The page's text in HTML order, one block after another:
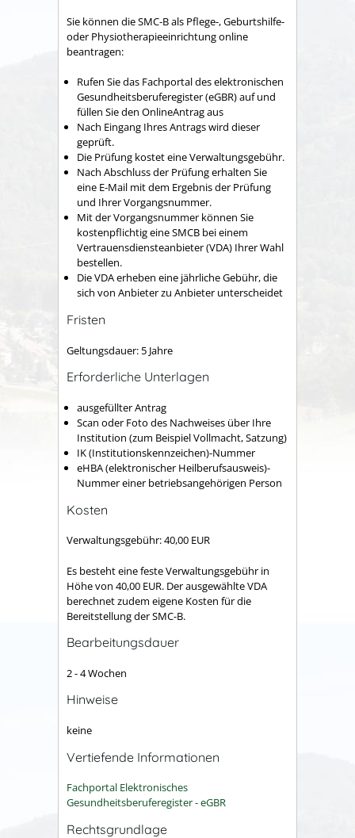
Sie können die SMC-B als Pflege-, Geburtshilfe-
oder Physiotherapieeinrichtung online
beantragen:
Rufen Sie das Fachportal des elektronischen
Gesundheitsberuferegister (eGBR) auf und
füllen Sie den OnlineAntrag aus
Nach Eingang Ihres Antrags wird dieser
geprüft.
Die Prüfung kostet eine Verwaltungsgebühr.
Nach Abschluss der Prüfung erhalten Sie
eine E-Mail mit dem Ergebnis der Prüfung
und Ihrer Vorgangsnummer.
Mit der Vorgangsnummer können Sie
kostenpflichtig eine SMCB bei einem
Vertrauensdiensteanbieter (VDA) Ihrer Wahl
bestellen.
Die VDA erheben eine jährliche Gebühr, die
sich von Anbieter zu Anbieter unterscheidet
Fristen
Geltungsdauer: 5 Jahre
Erforderliche Unterlagen
ausgefüllter Antrag
Scan oder Foto des Nachweises über Ihre
Institution (zum Beispiel Vollmacht, Satzung)
IK (Institutionskennzeichen)-Nummer
eHBA (elektronischer Heilberufsausweis)-
Nummer einer betriebsangehörigen Person
Kosten
Verwaltungsgebühr: 40,00 EUR
Es besteht eine feste Verwaltungsgebühr in
Höhe von 40,00 EUR. Der ausgewählte VDA
berechnet zudem eigene Kosten für die
Bereitstellung der SMC-B.
Bearbeitungsdauer
2 - 4 Wochen
Hinweise
keine
Vertiefende Informationen
Fachportal Elektronisches
Gesundheitsberuferegister - eGBR
Rechtsgrundlage